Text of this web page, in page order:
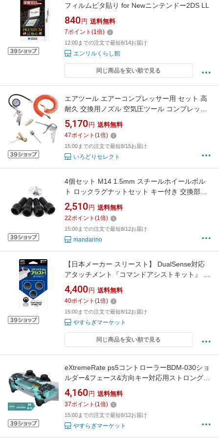
フィルムピタ貼り for Newニンテンドー2DS LL
840 円 送料無料
7ポイント (1倍)
12:00までの注文で最短8/14お届け
エンリルくらし館
同じ商品を安い順で見る
エアツール エアーコンプレッサー用 セット 高
耐久 交換用ノズル 空気圧ツール コンプレッサ
ー アクセサリー 測定
5,170 円 送料無料
47ポイント (1倍)
15:00までの注文で最短8/15お届け
いろどりセレクト
4個セット M14 1.5mm スチールホイールボル
ト ロックラグナットセット キー付き 交換部品
アクセサリー ブラック
2,510 円 送料無料
22ポイント (1倍)
15:00までの注文で最短8/12お届け
mandarino
【日本メーカー スリースト】 DualSense対応
アタッチメント『コマンドアシストキット』 -
PS5
4,400 円 送料無料
40ポイント (1倍)
15:00までの注文で最短8/12お届け
やすらぎマーケット
同じ商品を安い順で見る
eXtremeRate ps5コントローラーBDM-030ショ
ルダー&フェース&方向キー対応用ストロングバ
ージョンホールクリッキーキット、 ps5コント
ローラー向けカスタムマイクロスイッチL2R2フ
ェイスボタン
4,160 円 送料無料
37ポイント (1倍)
15:00までの注文で最短8/12お届け
やすらぎマーケット